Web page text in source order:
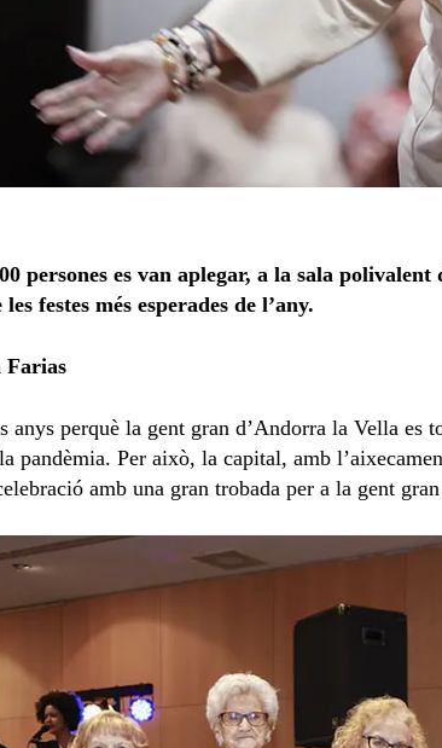
persones es van aplegar, a la sala
festes més esperades de l’any.
Farias
anys perquè la gent gran d’Andorra la Vella es
pandèmia. Per això, la capital, amb
amb una gran trobada per a la gent